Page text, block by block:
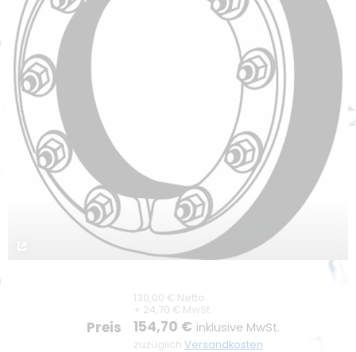
Unternehmen
Unternehmensprofil
Unser LKT Team
Karriere
Kompetenz durch Innovation
Nachhaltigkeit
Umweltschutz
Kontakt
130,00 € Netto
+ 24,70 € MwSt.
Preis 154,70 € inklusive MwSt.
zuzüglich Versandkosten